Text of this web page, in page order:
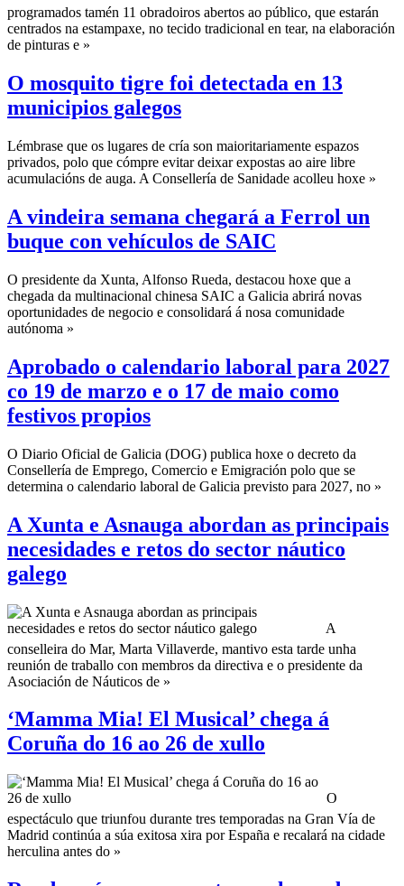
programados tamén 11 obradoiros abertos ao público, que estarán
centrados na estampaxe, no tecido tradicional en tear, na elaboración
de pinturas e »
O mosquito tigre foi detectada en 13
municipios galegos
Lémbrase que os lugares de cría son maioritariamente espazos
privados, polo que cómpre evitar deixar expostas ao aire libre
acumulacións de auga. A Consellería de Sanidade acolleu hoxe »
A vindeira semana chegará a Ferrol un
buque con vehículos de SAIC
O presidente da Xunta, Alfonso Rueda, destacou hoxe que a
chegada da multinacional chinesa SAIC a Galicia abrirá novas
oportunidades de negocio e consolidará á nosa comunidade
autónoma »
Aprobado o calendario laboral para 2027
co 19 de marzo e o 17 de maio como
festivos propios
O Diario Oficial de Galicia (DOG) publica hoxe o decreto da
Consellería de Emprego, Comercio e Emigración polo que se
determina o calendario laboral de Galicia previsto para 2027, no »
A Xunta e Asnauga abordan as principais
necesidades e retos do sector náutico
galego
A
conselleira do Mar, Marta Villaverde, mantivo esta tarde unha
reunión de traballo con membros da directiva e o presidente da
Asociación de Náuticos de »
‘Mamma Mia! El Musical’ chega á
Coruña do 16 ao 26 de xullo
O
espectáculo que triunfou durante tres temporadas na Gran Vía de
Madrid continúa a súa exitosa xira por España e recalará na cidade
herculina antes do »